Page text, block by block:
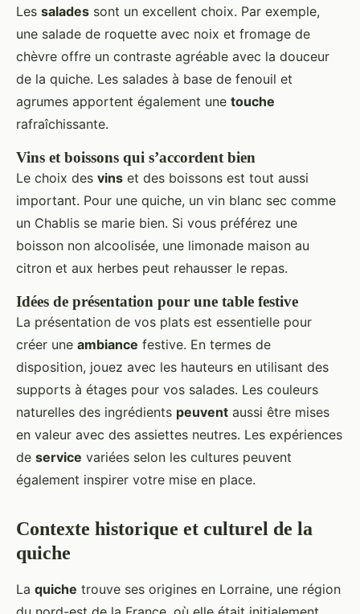
Les salades sont un excellent choix. Par exemple,
une salade de roquette avec noix et fromage de
chèvre offre un contraste agréable avec la douceur
de la quiche. Les salades à base de fenouil et
agrumes apportent également une touche
rafraîchissante.
Vins et boissons qui s’accordent bien
Le choix des vins et des boissons est tout aussi
important. Pour une quiche, un vin blanc sec comme
un Chablis se marie bien. Si vous préférez une
boisson non alcoolisée, une limonade maison au
citron et aux herbes peut rehausser le repas.
Idées de présentation pour une table festive
La présentation de vos plats est essentielle pour
créer une ambiance festive. En termes de
disposition, jouez avec les hauteurs en utilisant des
supports à étages pour vos salades. Les couleurs
naturelles des ingrédients peuvent aussi être mises
en valeur avec des assiettes neutres. Les expériences
de service variées selon les cultures peuvent
également inspirer votre mise en place.
Contexte historique et culturel de la
quiche
La quiche trouve ses origines en Lorraine, une région